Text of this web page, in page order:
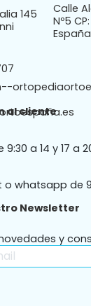
Calle
Nº5
España
al cliente
9:30 a 14 y 17 a
whatsapp de
Newsletter
y